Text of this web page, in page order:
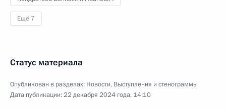
Ещё 7
Статус материала
Опубликован в разделах: Новости, Выступления и стенограммы
Дата публикации:22 декабря 2024 года, 14:10